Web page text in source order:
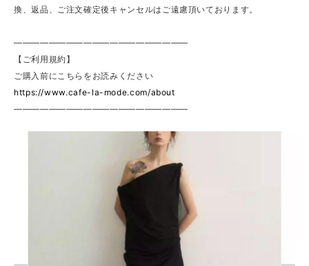
換、返品、ご注文確定後キャンセルはご遠慮頂いております。
————————————————————
【ご利用規約】
ご購入前にこちらをお読みください
https://www.cafe-la-mode.com/about
————————————————————